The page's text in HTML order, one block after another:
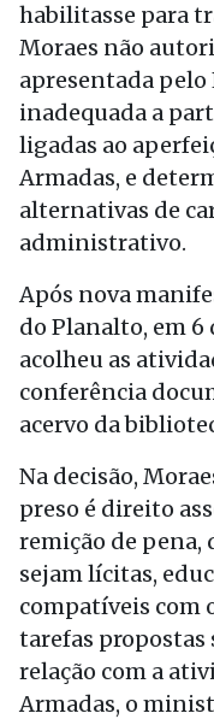
habilitasse para
Moraes não
apresentada
inadequada a
ligadas ao
Armadas, e
alternativas de
administrativo.
Após nova
do Planalto, em
acolheu as
conferência
acervo da
Na decisão,
preso é direito
remição de pena,
sejam lícitas,
compatíveis com
tarefas propostas
relação com a
Armadas, o